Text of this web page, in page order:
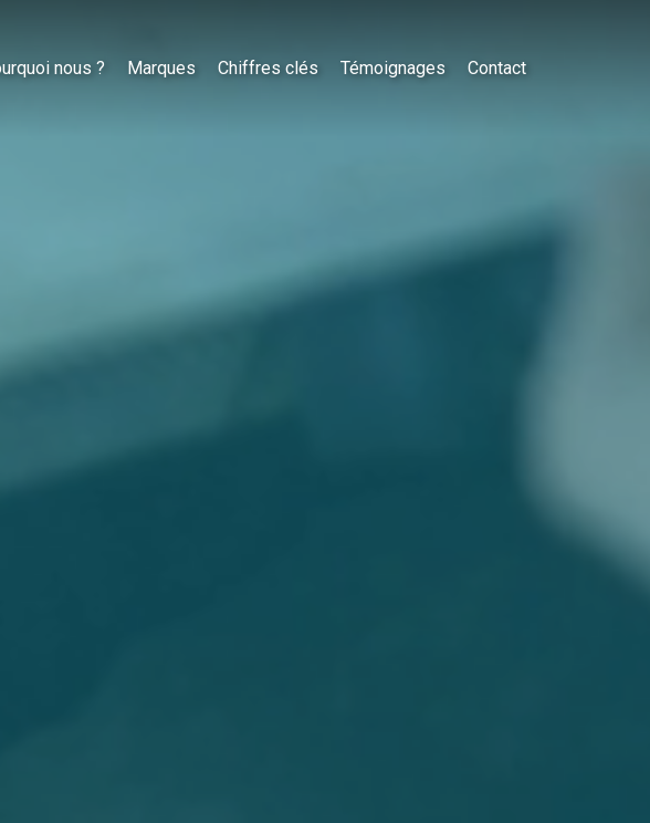
nous ? Marques Chiffres clés Témoignages Contact